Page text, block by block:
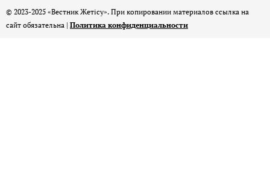
© 2023-2025 «Вестник Жетісу». При копировании материалов ссылка на
сайт обязательна | Политика конфиденциальности